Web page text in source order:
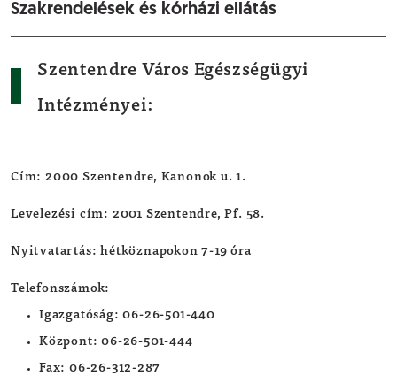
Szakrendelések és kórházi ellátás
Szentendre Város Egészségügyi
Intézményei:
Cím: 2000 Szentendre, Kanonok u. 1.
Levelezési cím: 2001 Szentendre, Pf. 58.
Nyitvatartás: hétköznapokon 7-19 óra
Telefonszámok:
Igazgatóság: 06-26-501-440
Központ: 06-26-501-444
Fax: 06-26-312-287